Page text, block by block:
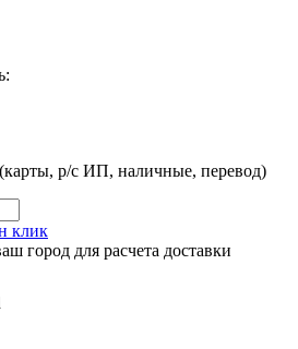
р/с ИП, наличные, перевод)
клик
город для расчета доставки